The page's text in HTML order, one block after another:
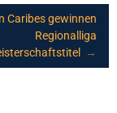
Caribes gewinnen
Regionalliga
→